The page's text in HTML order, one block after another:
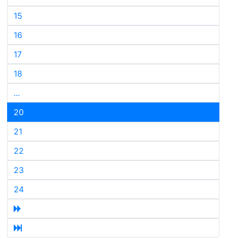
15
16
17
18
...
20
21
22
23
24